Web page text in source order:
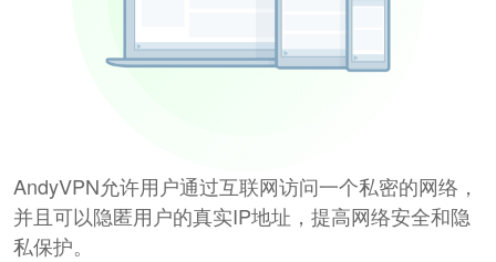
AndyVPN允许用户通过互联网访问一个私密的网络，
并且可以隐匿用户的真实IP地址，提高网络安全和隐
私保护。